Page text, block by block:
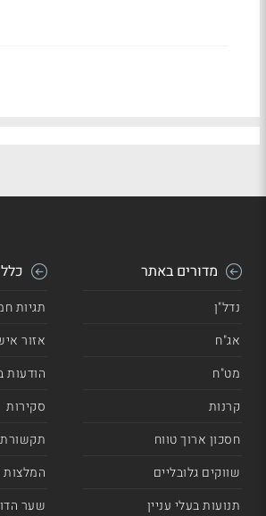
מדורים באתר
נדל"ן
אג"ח
מט"ח
קרנות
חסכון ארוך טווח
שווקים גלובליים
תנועות בעלי עניין
תגיות
אזור
הודעות
סקירות
תקשורת
המלצות
שער